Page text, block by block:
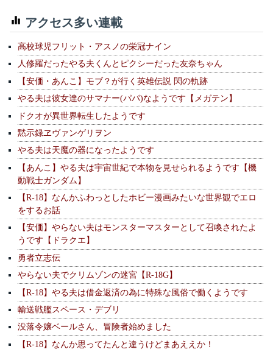
アクセス多い連載
高校球児フリット・アスノの栄冠ナイン
人修羅だったやる夫くんとピクシーだった友奈ちゃん
【安価・あんこ】モブ？が行く英雄伝説 閃の軌跡
やる夫は彼女達のサマナー(パパ)なようです【メガテン】
ドクオが異世界転生したようです
黙示録ヱヴァンゲリヲン
やる夫は天魔の器になったようです
【あんこ】やる夫は宇宙世紀で本物を見せられるようです【機
動戦士ガンダム】
【R-18】なんかふわっとしたホビー漫画みたいな世界観でエロ
をするお話
【安価】やらない夫はモンスターマスターとして召喚されたよ
うです【ドラクエ】
勇者立志伝
やらない夫でクリムゾンの迷宮【R-18G】
【R-18】やる夫は借金返済の為に特殊な風俗で働くようです
輸送戦艦スペース・デブリ
没落令嬢ベールさん、冒険者始めました
【R-18】なんか思ってたんと違うけどまあええか！